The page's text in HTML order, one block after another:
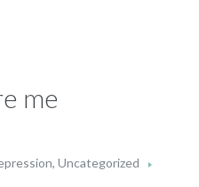
me
,Uncategorized